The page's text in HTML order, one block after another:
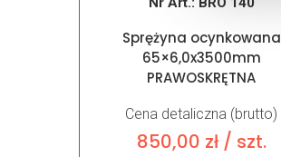
Sprężyna ocynkowana
65×6,0x3500mm
PRAWOSKRĘTNA
Cena detaliczna (brutto)
850,00 zł/ szt.